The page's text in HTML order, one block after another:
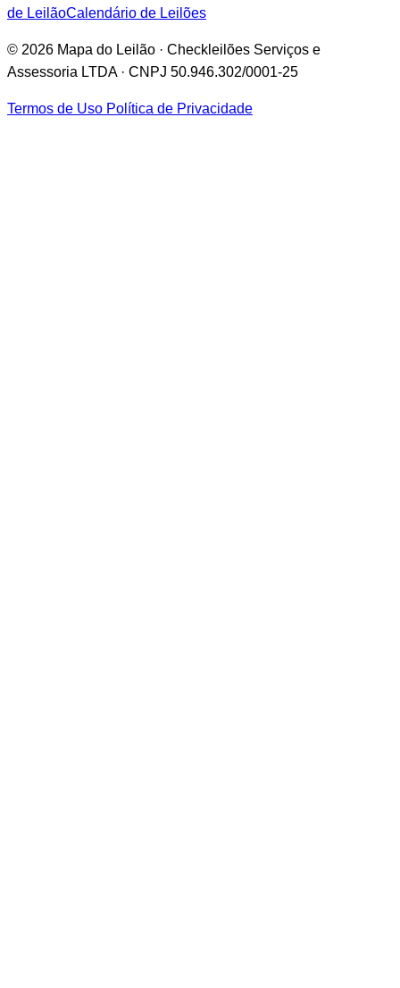
de LeilãoCalendário de Leilões
© 2026 Mapa do Leilão · Checkleilões Serviços e
Assessoria LTDA · CNPJ 50.946.302/0001-25
Termos de Uso Política de Privacidade